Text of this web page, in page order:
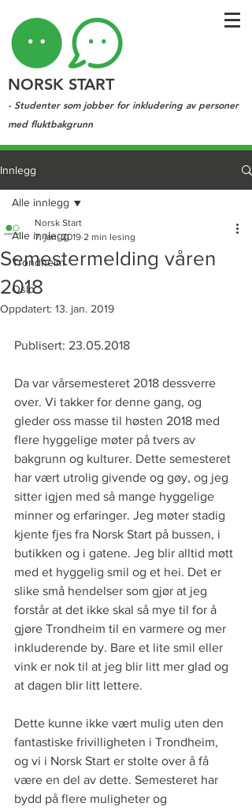
NORSK START
- Studenter som jobber for inkludering av personer
med fluktbakgrunn
Innlegg
Alle innlegg
Trondheim
Oslo
Alle innlegg
Semestermelding våren
2018
Norsk Start
7. jan. 2019 2 min lesing
Oppdatert: 13. jan. 2019
Publisert: 23.05.2018
Da var vårsemesteret 2018 dessverre
over. Vi takker for denne gang, og
gleder oss masse til høsten 2018 med
flere hyggelige møter på tvers av
bakgrunn og kulturer. Dette semesteret
har vært utrolig givende og gøy, og jeg
sitter igjen med så mange hyggelige
minner og erfaringer. Jeg møter stadig
kjente fjes fra Norsk Start på bussen, i
butikken og i gatene. Jeg blir alltid møtt
med et hyggelig smil og et hei. Det er
slike små hendelser som gjør at jeg
forstår at det ikke skal så mye til for å
gjøre Trondheim til en varmere og mer
inkluderende by. Bare et lite smil eller
vink er nok til at jeg blir litt mer glad og
at dagen blir litt lettere.
Dette kunne ikke vært mulig uten den
fantastiske frivilligheten i Trondheim,
og vi i Norsk Start er stolte over å få
være en del av dette. Semesteret har
bydd på flere muligheter og